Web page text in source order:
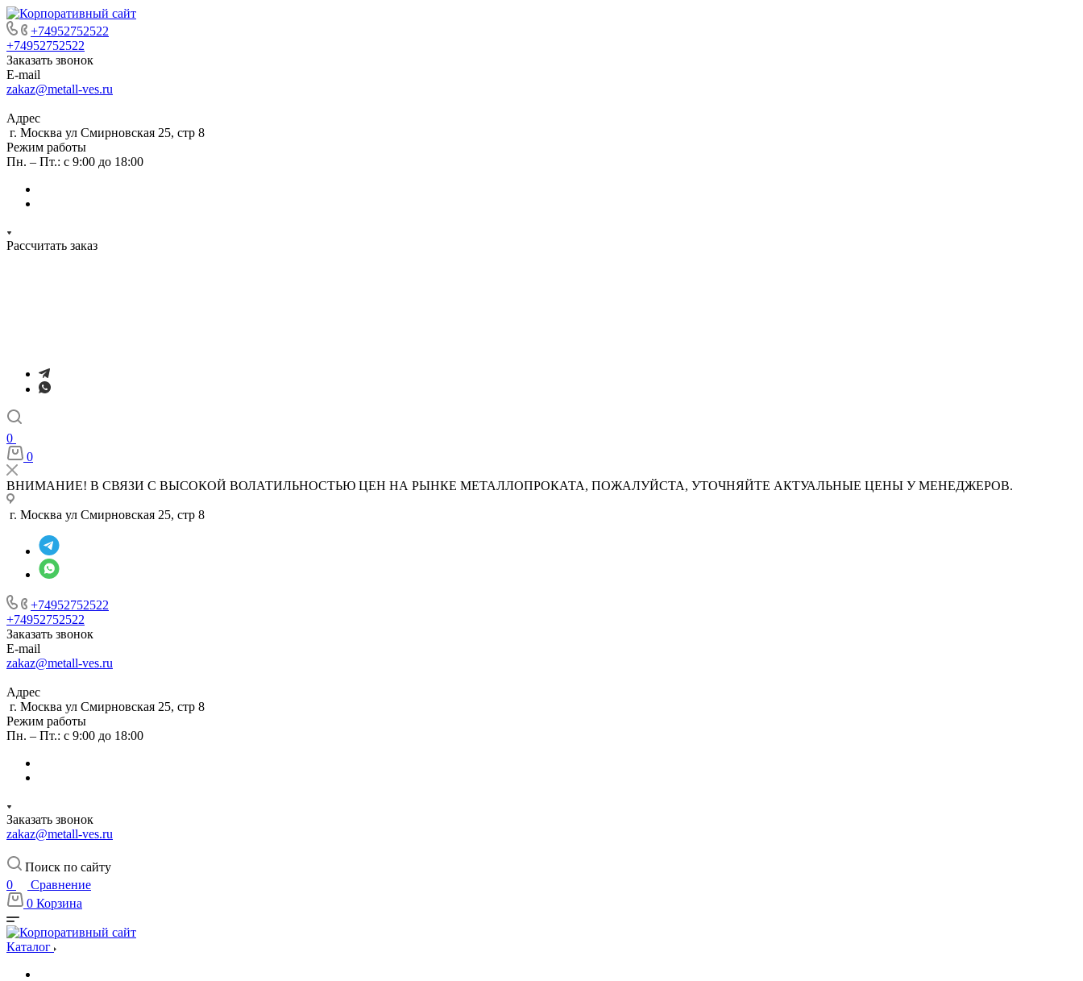
+74952752522
+74952752522
Заказать звонок
E-mail
zakaz@metall-ves.ru
Адрес
г. Москва ул Смирновская 25, стр 8
Режим работы
Пн. – Пт.: с 9:00 до 18:00
Рассчитать заказ
0
0
ВНИМАНИЕ! В СВЯЗИ С ВЫСОКОЙ ВОЛАТИЛЬНОСТЬЮ ЦЕН НА РЫНКЕ МЕТАЛЛОПРОКАТА, ПОЖАЛУЙСТА, УТОЧНЯЙТЕ АКТУАЛЬНЫЕ ЦЕНЫ У МЕНЕДЖЕРОВ.
г. Москва ул Смирновская 25, стр 8
+74952752522
+74952752522
Заказать звонок
E-mail
zakaz@metall-ves.ru
Адрес
г. Москва ул Смирновская 25, стр 8
Режим работы
Пн. – Пт.: с 9:00 до 18:00
Заказать звонок
zakaz@metall-ves.ru
Поиск по сайту
0
Сравнение
0 Корзина
Каталог